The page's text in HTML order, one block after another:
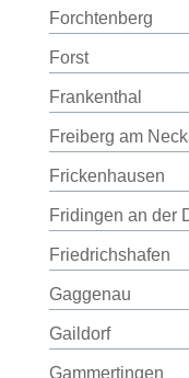
Forchtenberg
Forst
Frankenthal
Freiberg am
Frickenhausen
Fridingen an der
Friedrichshafen
Gaggenau
Gaildorf
Gammertingen